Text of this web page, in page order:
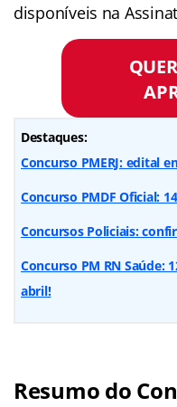
disponíveis na
Destaques:
Concurso PMERJ: edital
Concurso PMDF Oficial:
Concursos Policiais:
Concurso PM RN Saúde:
abril!
Resumo do